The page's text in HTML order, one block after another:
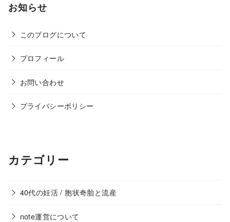
お知らせ
このブログについて
プロフィール
お問い合わせ
プライバシーポリシー
カテゴリー
40代の妊活 / 胞状奇胎と流産
note運営について